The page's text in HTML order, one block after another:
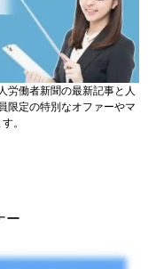
労働者新聞の最新記事と人
限定の特別なオファーやマ
。
ー